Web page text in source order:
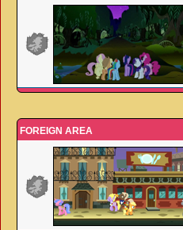
FOREIGN AREA